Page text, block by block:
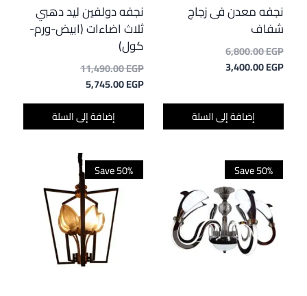
نجفه معدن فى زجاج
شفاف
6,800.00EGP
3,400.00EGP
3,400.00 EGP.
إضافة إلى السلة
نجفه دولفين ليد دهبي
ثلاث اضاءات (ابيض-ورم-
كول)
11,490.00EGP
هو:
11,490.00 EGP.
5,745.00EGP
الحالي
هو:
5,745.00 EGP.
إضافة إلى السلة
Save 50%
Save 50%